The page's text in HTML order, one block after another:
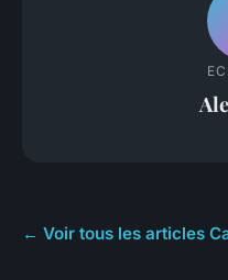
← Voir tous les articles